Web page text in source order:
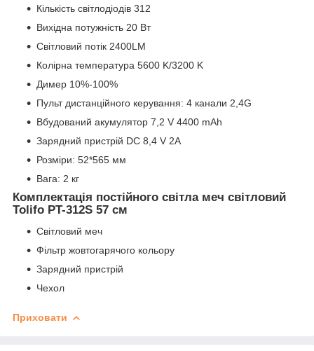
Кількість світлодіодів 312
Вихідна потужність 20 Вт
Світловий потік 2400LM
Колірна температура 5600 K/3200 K
Димер 10%-100%
Пульт дистанційного керування: 4 канали 2,4G
Вбудований акумулятор 7,2 V 4400 mAh
Зарядний пристрій DC 8,4 V 2A
Розміри: 52*565 мм
Вага: 2 кг
Комплектація постійного світла меч світловий
Tolifo PT-312S 57 см
Світловий меч
Фільтр жовтогарячого кольору
Зарядний пристрій
Чехол
Приховати